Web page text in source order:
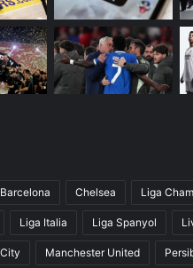
Barcelona Chelsea Liga
Liga Italia Liga Spanyol
Manchester United